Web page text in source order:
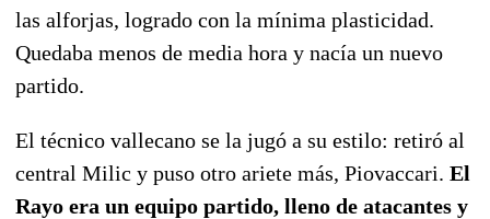
las alforjas, logrado con la mínima plasticidad.
Quedaba menos de media hora y nacía un nuevo
partido.
El técnico vallecano se la jugó a su estilo: retiró al
central Milic y puso otro ariete más, Piovaccari. El
Rayo era un equipo partido, lleno de atacantes y